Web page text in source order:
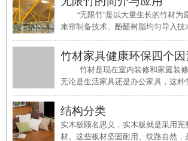
“无限竹”是以大量生长的竹材为
束帘制备技术、酚醛树脂均匀导入
技术、大幅面板坯铺装技术、成型
成，而实现的高性能、可调控的多用
这项技术节省了传统的剖蔑工序， ...
竹材家具健康环保四个
竹材是现在室内装修和家庭装修
无论是生活家具还是办公家具，这
很大的潜力，开发利用竹家具板材
于竹材本身具有低碳、环保、自然的
绍竹材家具健康环保四个因素 ...
结构分类
实木板顾名思义，实木板就是采用
材。这些板材坚固耐用、纹路自然，